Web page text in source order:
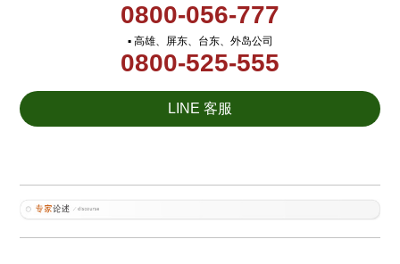
0800-056-777
▪ 高雄、屏东、台东、外岛公司
0800-525-555
LINE 客服